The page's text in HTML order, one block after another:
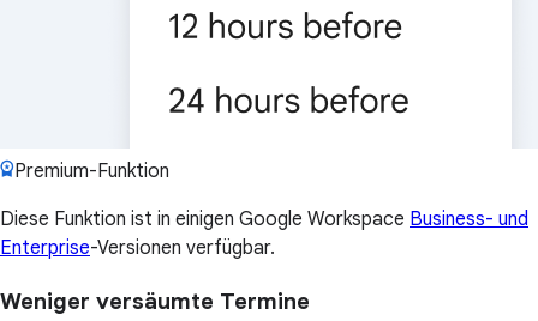
Premium-Funktion
Diese Funktion ist in einigen Google Workspace Business- und
Enterprise-Versionen verfügbar.
Weniger versäumte Termine